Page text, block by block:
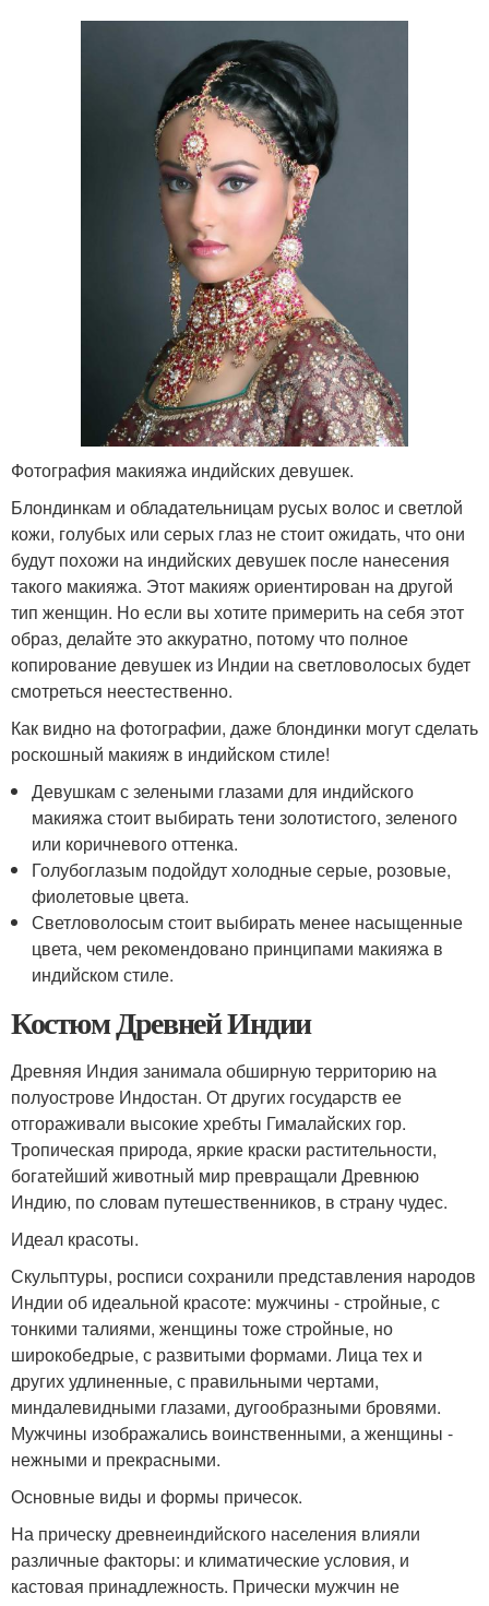
Фотография макияжа индийских девушек.
Блондинкам и обладательницам русых волос и светлой
кожи, голубых или серых глаз не стоит ожидать, что они
будут похожи на индийских девушек после нанесения
такого макияжа. Этот макияж ориентирован на другой
тип женщин. Но если вы хотите примерить на себя этот
образ, делайте это аккуратно, потому что полное
копирование девушек из Индии на светловолосых будет
смотреться неестественно.
Как видно на фотографии, даже блондинки могут сделать
роскошный макияж в индийском стиле!
Девушкам с зелеными глазами для индийского
макияжа стоит выбирать тени золотистого, зеленого
или коричневого оттенка.
Голубоглазым подойдут холодные серые, розовые,
фиолетовые цвета.
Светловолосым стоит выбирать менее насыщенные
цвета, чем рекомендовано принципами макияжа в
индийском стиле.
Костюм Древней Индии
Древняя Индия занимала обширную территорию на
полуострове Индостан. От других государств ее
отгораживали высокие хребты Гималайских гор.
Тропическая природа, яркие краски растительности,
богатейший животный мир превращали Древнюю
Индию, по словам путешественников, в страну чудес.
Идеал красоты.
Скульптуры, росписи сохранили представления народов
Индии об идеальной красоте: мужчины - стройные, с
тонкими талиями, женщины тоже стройные, но
широкобедрые, с развитыми формами. Лица тех и
других удлиненные, с правильными чертами,
миндалевидными глазами, дугообразными бровями.
Мужчины изображались воинственными, а женщины -
нежными и прекрасными.
Основные виды и формы причесок.
На прическу древнеиндийского населения влияли
различные факторы: и климатические условия, и
кастовая принадлежность. Прически мужчин не